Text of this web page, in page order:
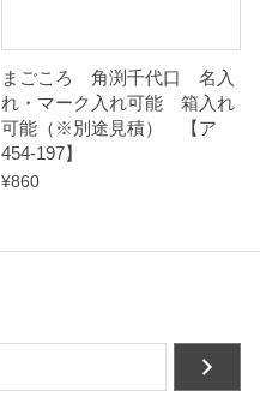
まごころ 角渕千代口 名入
れ・マーク入れ可能 箱入れ
可能（※別途見積） 【ア
454-197】
¥860